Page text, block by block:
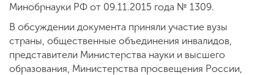
Минобрнауки РФ от 09.11.2015 года № 1309.
В обсуждении документа приняли участие вузы
страны, общественные объединения инвалидов,
представители Министерства науки и высшего
образования, Министерства просвещения России,